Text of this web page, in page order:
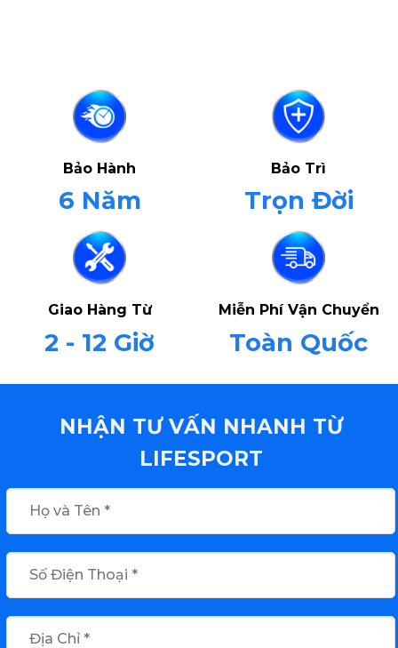
Bảo Hành
6 Năm
Bảo Trì
Trọn Đời
Giao Hàng Từ
2 - 12 Giờ
Miễn Phí Vận Chuyển
Toàn Quốc
NHẬN TƯ VẤN NHANH TỪ
LIFESPORT